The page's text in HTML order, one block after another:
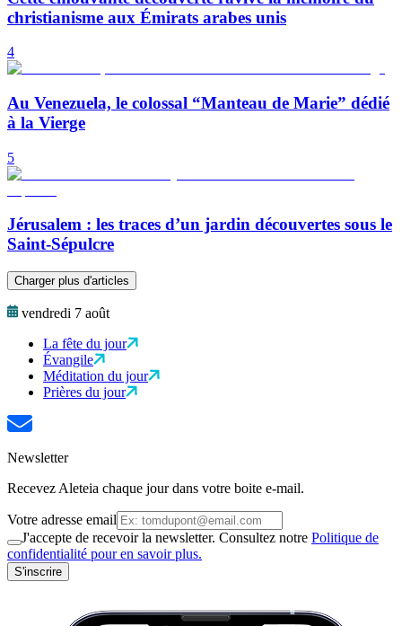
christianisme aux Émirats arabes unis
4
Au Venezuela, le colossal “Manteau de Marie” dédié
à la Vierge
5
Jérusalem : les traces d’un jardin découvertes sous le
Saint-Sépulcre
Charger plus d'articles
vendredi 7 août
La fête du jour
Évangile
Méditation du jour
Prières du jour
Newsletter
Recevez Aleteia chaque jour dans votre boite e-mail.
Votre adresse email
J'accepte de recevoir la newsletter. Consultez notre Politique de
confidentialité pour en savoir plus.
S'inscrire